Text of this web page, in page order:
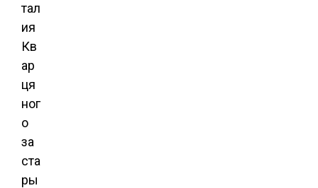
тал
ия
Кв
ар
ця
ног
о
за
ста
ры